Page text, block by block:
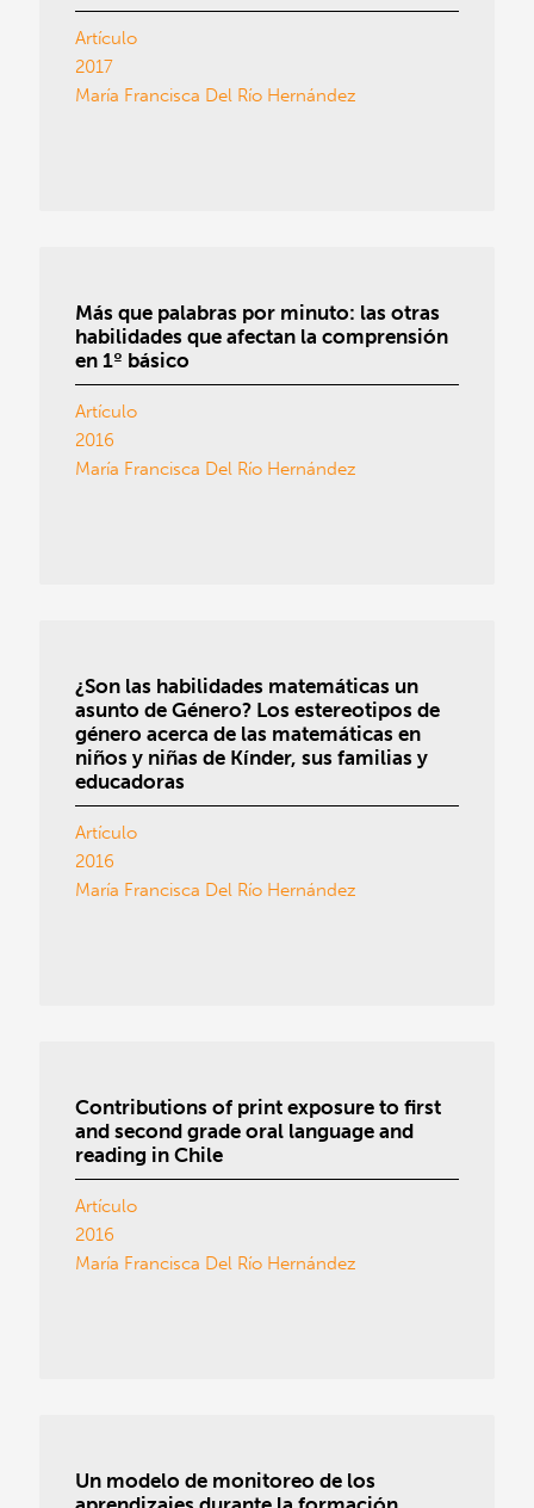
Artículo
2017
María Francisca Del Río Hernández
Más que palabras por minuto: las otras
habilidades que afectan la comprensión
en 1º básico
Artículo
2016
María Francisca Del Río Hernández
¿Son las habilidades matemáticas un
asunto de Género? Los estereotipos de
género acerca de las matemáticas en
niños y niñas de Kínder, sus familias y
educadoras
Artículo
2016
María Francisca Del Río Hernández
Contributions of print exposure to first
and second grade oral language and
reading in Chile
Artículo
2016
María Francisca Del Río Hernández
Un modelo de monitoreo de los